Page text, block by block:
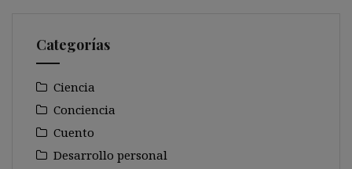
Categorías
Ciencia
Conciencia
Cuento
Desarrollo personal